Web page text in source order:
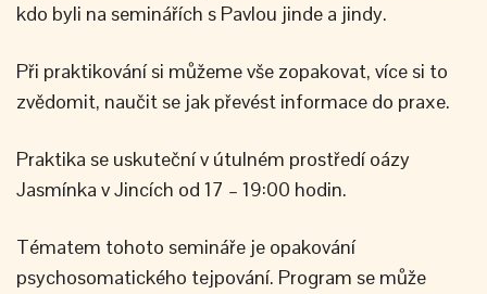
kdo byli na seminářích s Pavlou jinde a jindy.
Při praktikování si můžeme vše zopakovat, více si to
zvědomit, naučit se jak převést informace do praxe.
Praktika se uskuteční v útulném prostředí oázy
Jasmínka v Jincích od 17 – 19:00 hodin.
Tématem tohoto semináře je opakování
psychosomatického tejpování. Program se může